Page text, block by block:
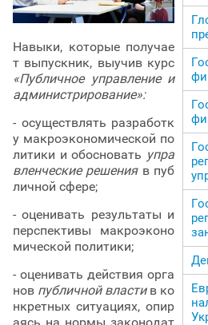
Навыки, которые получае
т выпускник, выучив курс
«Публичное управление и
администрирование»:
- осуществлять разработк
у макроэкономической по
литики и обосновать упра
вленческие решенияв пуб
личной сфере;
- оценивать результаты и
перспективы макроэконо
мической политики;
- оценивать действия орга
нов публичной властив ко
нкретных ситуациях, опир